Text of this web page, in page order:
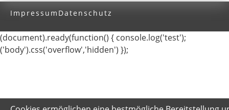
Impressum Datenschutz
(document).ready(function() { console.log('test');
('body').css('overflow','hidden') });